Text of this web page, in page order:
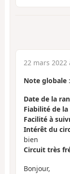
22 mars 2022
Note globale :
Date de la
Fiabilité de
Facilité à
Intérêt du
bien
Circuit très
Bonjour,